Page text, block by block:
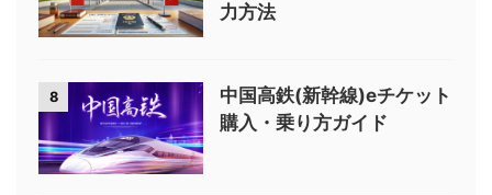
力方法
8
中国高鉄(新幹線)eチケット
購入・乗り方ガイド